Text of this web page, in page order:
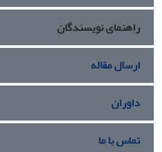
راهنمای نویسندگان
ارسال مقاله
داوران
تماس با ما